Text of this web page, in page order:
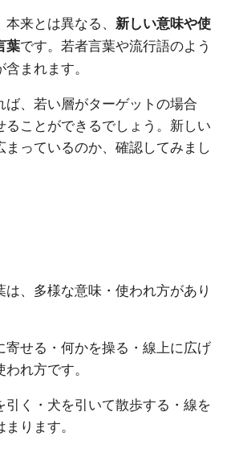
来とは異なる、 新しい意味や使
葉です。若者言葉や流行語のよう
まれます。
ば、若い層がターゲットの場合
ることができるでしょう。新しい
っているのか、確認してみまし
は、多様な意味・使われ方があり
寄せる・何かを操る・線上に広げ
れ方です。
く・犬を引いて散歩する・線を
ります。